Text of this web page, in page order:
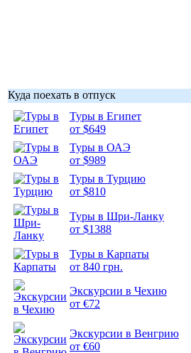
Куда поехать в отпуск
Туры в Египет
от $649
Туры в ОАЭ
от $989
Туры в Турцию
от $810
Туры в Шри-Ланку
от $1388
Туры в Карпаты
от 840 грн.
Экскурсии в Чехию
от €72
Экскурсии в Венгрию
от €60